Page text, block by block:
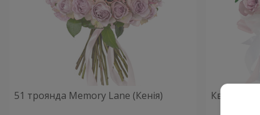
51 троянда Memory Lane (Кенія) Квіти в